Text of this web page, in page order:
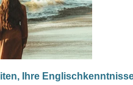
Ihre